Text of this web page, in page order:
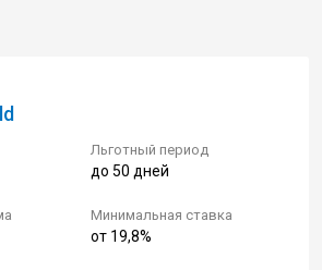
Льготный период
до 50 дней
Минимальная ставка
от 19,8%